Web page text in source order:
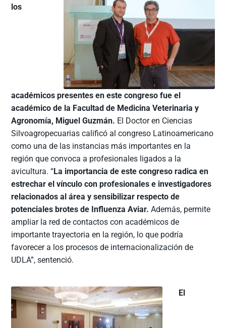
los
académicos presentes en este congreso fue el
académico de la Facultad de Medicina Veterinaria y
Agronomía, Miguel Guzmán. El Doctor en Ciencias
Silvoagropecuarias calificó al congreso Latinoamericano
como una de las instancias más importantes en la
región que convoca a profesionales ligados a la
avicultura. “La importancia de este congreso radica en
estrechar el vínculo con profesionales e investigadores
relacionados al área y sensibilizar respecto de
potenciales brotes de Influenza Aviar. Además, permite
ampliar la red de contactos con académicos de
importante trayectoria en la región, lo que podría
favorecer a los procesos de internacionalización de
UDLA”, sentenció.
El